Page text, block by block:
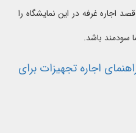
اجاره غرفه در این نمایشگاه را
سودمند باشد.
اجاره تجهیزات برای